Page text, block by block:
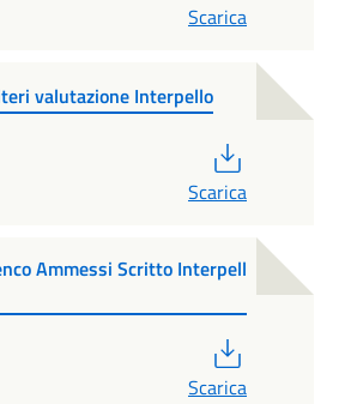
Scarica
valutazione Interpello
Scarica
Ammessi Scritto Interpell
Scarica